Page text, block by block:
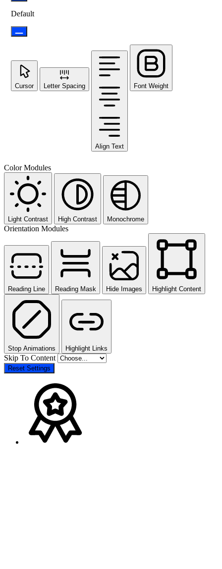
Default
Cursor Letter Spacing
Align Text
Font Weight
Color Modules
Light Contrast High Contrast Monochrome
Orientation Modules
Reading Line Reading Mask Hide Images Highlight Content
Stop Animations Highlight Links
Skip To Content
Reset Settings